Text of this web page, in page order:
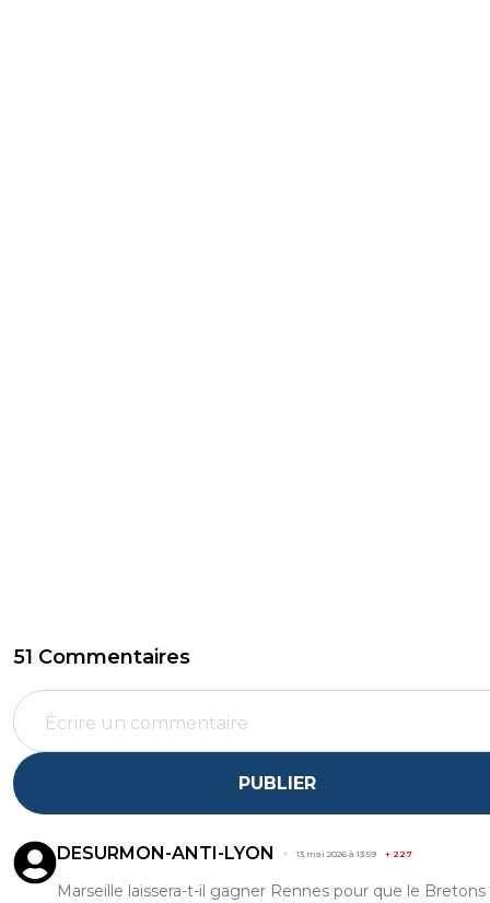
51 Commentaires
PUBLIER
DESURMON-ANTI-LYON 13 mai 2026 à 13:59 + 227
Marseille laissera-t-il gagner Rennes pour que le Bretons